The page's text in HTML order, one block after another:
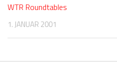
WTR Roundtables
1. JANUAR 2001